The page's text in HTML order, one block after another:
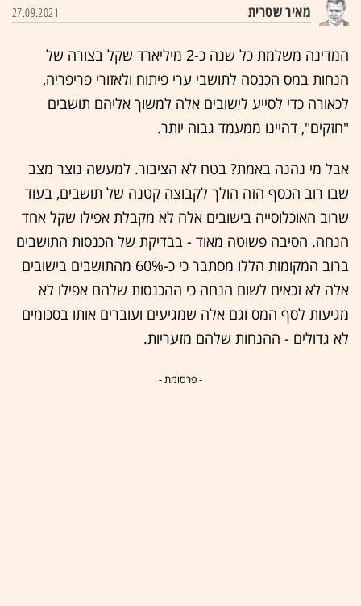
מאיר שטרית 27.09.2021
המדינה משלמת כל שנה כ-2 מיליארד שקל בצורה של
הנחות במס הכנסה לתושבי ערי פיתוח ולאזורי פריפריה,
לכאורה כדי לסייע לישובים אלה למשוך אליהם תושבים
"חזקים", דהיינו ממעמד גבוה יותר.
אבל מי נהנה באמת? בטח לא הציבור. למעשה נוצר מצב
שבו רוב הכסף הזה הולך לקבוצה קטנה של תושבים, בעוד
שרוב האוכלוסייה בישובים אלה לא מקבלת אפילו שקל אחד
הנחה. הסיבה פשוטה מאוד - בבדיקת של הכנסות התושבים
ברוב המקומות הללו מסתבר כי כ-60% מהתושבים בישובים
אלה לא זכאים לשום הנחה כי ההכנסות שלהם אפילו לא
מגיעות לסף המס וגם אלה שמגיעים ועוברים אותו בסכומים
לא גדולים - ההנחות שלהם מזעריות.
- פרסומת -